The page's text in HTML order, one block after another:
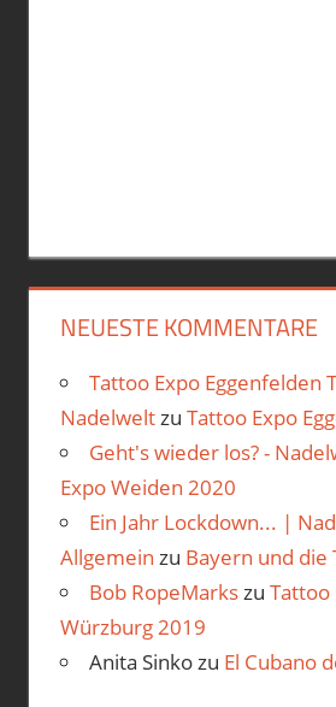
NEUESTE KOMMENTARE
Tattoo Expo Eggenfelden
Nadelweltzu Tattoo Expo
Geht's wieder los? -
Expo Weiden 2020
Ein Jahr Lockdown... |
Allgemein zu Bayern und
Bob RopeMarkszu Tattoo
Würzburg 2019
Anita Sinkozu El Cubano